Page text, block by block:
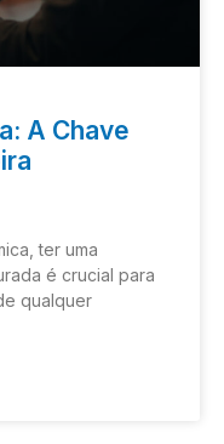
A Chave
ter uma
é crucial para
qualquer